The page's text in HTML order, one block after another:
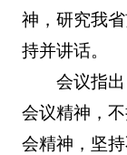
神，研究我
持并讲话。
会议指
会议精神，
会精神，坚